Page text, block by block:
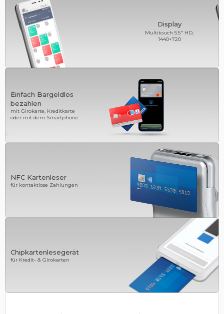
Display
Multitouch 5.5" HD,
1440×720
Einfach Bargeldlos
bezahlen
mit Girokarte, Kreditkarte
oder mit dem Smartphone
NFC Kartenleser
für kontaktlose Zahlungen
Chipkartenlesegerät
für Kredit- & Girokarten